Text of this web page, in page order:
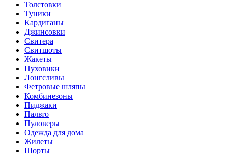
Толстовки
Туники
Кардиганы
Джинсовки
Свитера
Свитшоты
Жакеты
Пуховики
Лонгсливы
Фетровые шляпы
Комбинезоны
Пиджаки
Пальто
Пуловеры
Одежда для дома
Жилеты
Шорты